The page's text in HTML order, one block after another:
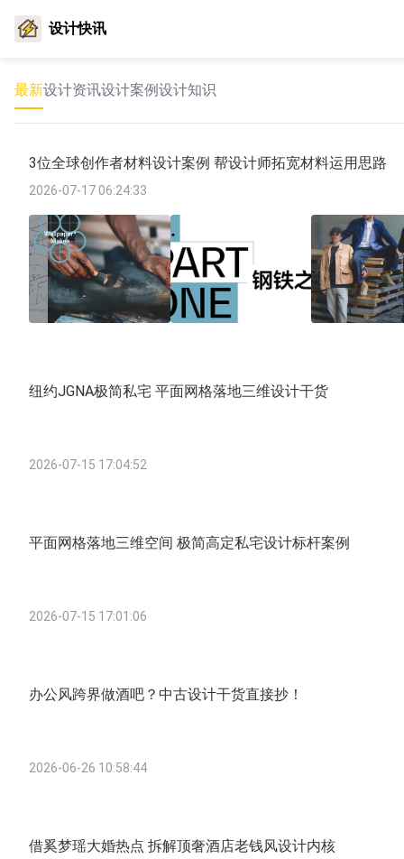
设计快讯
最新设计资讯设计案例设计知识
3位全球创作者材料设计案例 帮设计师拓宽材料运用思路
2026-07-17 06:24:33
纽约JGNA极简私宅 平面网格落地三维设计干货
2026-07-15 17:04:52
平面网格落地三维空间 极简高定私宅设计标杆案例
2026-07-15 17:01:06
办公风跨界做酒吧？中古设计干货直接抄！
2026-06-26 10:58:44
借奚梦瑶大婚热点 拆解顶奢酒店老钱风设计内核